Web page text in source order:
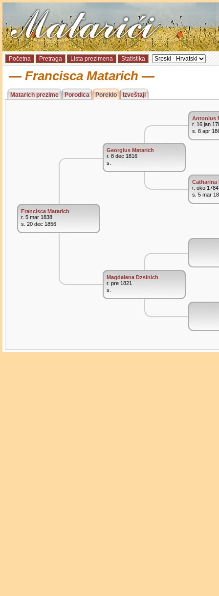
Početna Pretraga Lista prezimena Statistika
Francisca Matarich
Matarich prezime Porodica Poreklo Izveštaji
Francisca Matarich
r. 5 mar 1838
s. 20 dec 1856
Georgius Matarich
r. 8 dec 1816
s.
Magdalena Dzsinich
r. pre 1821
s.
Antonius
r. 16 jan
s. 8 apr
Catharina
r. oko 1784
s. 5 mar